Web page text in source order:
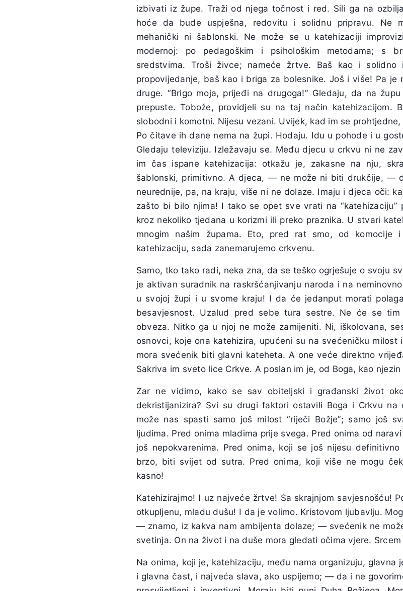
izbivati iz župe. Traži od njega točnost i red. Sili ga na
hoće da bude uspješna, redovitu i solidnu pripravu. Ne
mehanički ni šablonski. Ne može se u katehizaciji
modernoj: po pedagoškim i psihološkim metodama; s
sredstvima. Troši živce; nameće žrtve. Baš kao i
propovijedanje, baš kao i briga za bolesnike. Još i više! Pa je
druge. “Brigo moja, prijeđi na drugoga!” Gledaju, da na
prepuste. Tobože, providjeli su na taj način katehizacijom.
slobodni i komotni. Nijesu vezani. Uvijek, kad im se
Po čitave ih dane nema na župi. Hodaju. Idu u pohode i u
Gledaju televiziju. Izležavaju se. Među djecu u crkvu ni ne
im čas ispane katehizacija: otkažu je, zakasne na nju,
šablonski, primitivno. A djeca, — ne može ni biti drukčije, —
neurednije, pa, na kraju, više ni ne dolaze. Imaju i djeca oči:
zašto bi bilo njima! I tako se opet sve vrati na
kroz nekoliko tjedana u korizmi ili preko praznika. U stvari
mnogim našim župama. Eto, pred rat smo, od komocije i
katehizaciju, sada zanemarujemo crkvenu.
Samo, tko tako radi, neka zna, da se teško ogrješuje o svoju
je aktivan suradnik na raskršćanjivanju naroda i na
u svojoj župi i u svome kraju! I da će jedanput morati
besavjesnost. Uzalud pred sebe tura sestre. Ne će se
obveza. Nitko ga u njoj ne može zamijeniti. Ni, iškolovana,
osnovci, koje ona katehizira, upućeni su na svećeničku
mora svećenik biti glavni kateheta. A one veće direktno
Sakriva im sveto lice Crkve. A poslan im je, od Boga, kao
Zar ne vidimo, kako se sav obiteljski i građanski život
dekristijanizira? Svi su drugi faktori ostavili Boga i Crkvu na
može nas spasti samo još milost “riječi Božje”; samo još
ljudima. Pred onima mladima prije svega. Pred onima od
još nepokvarenima. Pred onima, koji se još nijesu
brzo, biti svijet od sutra. Pred onima, koji više ne mogu
kasno!
Katehizirajmo! I uz najveće žrtve! Sa skrajnjom savjesnošću!
otkupljenu, mladu dušu! I da je volimo. Kristovom ljubavlju.
— znamo, iz kakva nam ambijenta dolaze; — svećenik ne
svetinja. On na život i na duše mora gledati očima vjere.
Na onima, koji je, katehizaciju, među nama organizuju,
i glavna čast, i najveća slava, ako uspijemo; — da i ne